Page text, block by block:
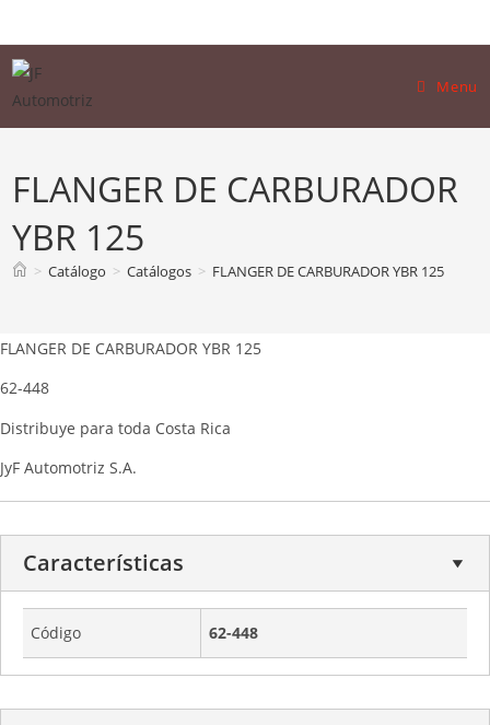
to
content
Menu
FLANGER DE CARBURADOR
YBR 125
> Catálogo > Catálogos > FLANGER DE CARBURADOR YBR 125
FLANGER DE CARBURADOR YBR 125
62-448
Distribuye para toda Costa Rica
JyF Automotriz S.A.
Características
Código 62-448